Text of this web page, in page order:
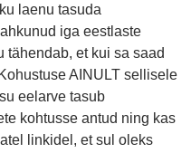
laenu tasuda
iga eestlaste
tähendab, et kui sa saad
AINULT sellisele
eelarve tasub
kohtusse antud ning kas
linkidel, et sul oleks